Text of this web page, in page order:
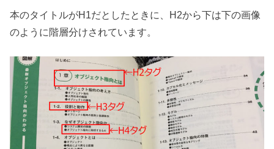
本のタイトルがH1だとしたときに、H2から下は下の画像
のように階層分けされています。